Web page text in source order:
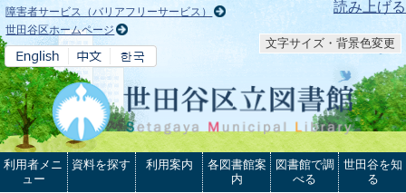
本文へ 読み上げる
障害者サービス（バリアフリーサービス）
世田谷区ホームページ
文字サイズ・背景色変更
利用者メニ
ュー
資料を探す 利用案内
各図書館案
内
図書館で調
べる
世田谷を知
る